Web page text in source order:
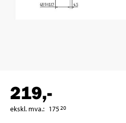
219,-
ekskl. mva.: 17520